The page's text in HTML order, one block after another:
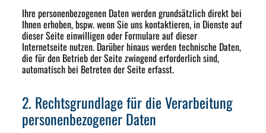
Ihre personenbezogenen Daten werden grundsätzlich direkt bei
Ihnen erhoben, bspw. wenn Sie uns kontaktieren, in Dienste auf
dieser Seite einwilligen oder Formulare auf dieser
Internetseite nutzen. Darüber hinaus werden technische Daten,
die für den Betrieb der Seite zwingend erforderlich sind,
automatisch bei Betreten der Seite erfasst.
2. Rechtsgrundlage für die Verarbeitung
personenbezogener Daten